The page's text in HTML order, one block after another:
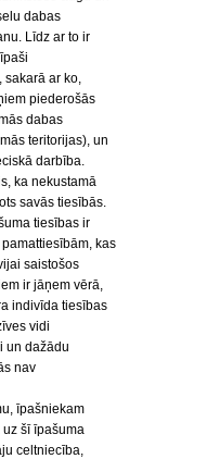
dabas
Līdz ar to ir
sakarā ar ko,
piederošās
dabas
teritorijas), un
darbība.
ka nekustamā
savās tiesībās.
tiesības ir
kas
saistošos
ir jāņem vērā,
indivīda tiesības
vidi
un dažādu
nav
īpašniekam
šī īpašuma
celtniecība,